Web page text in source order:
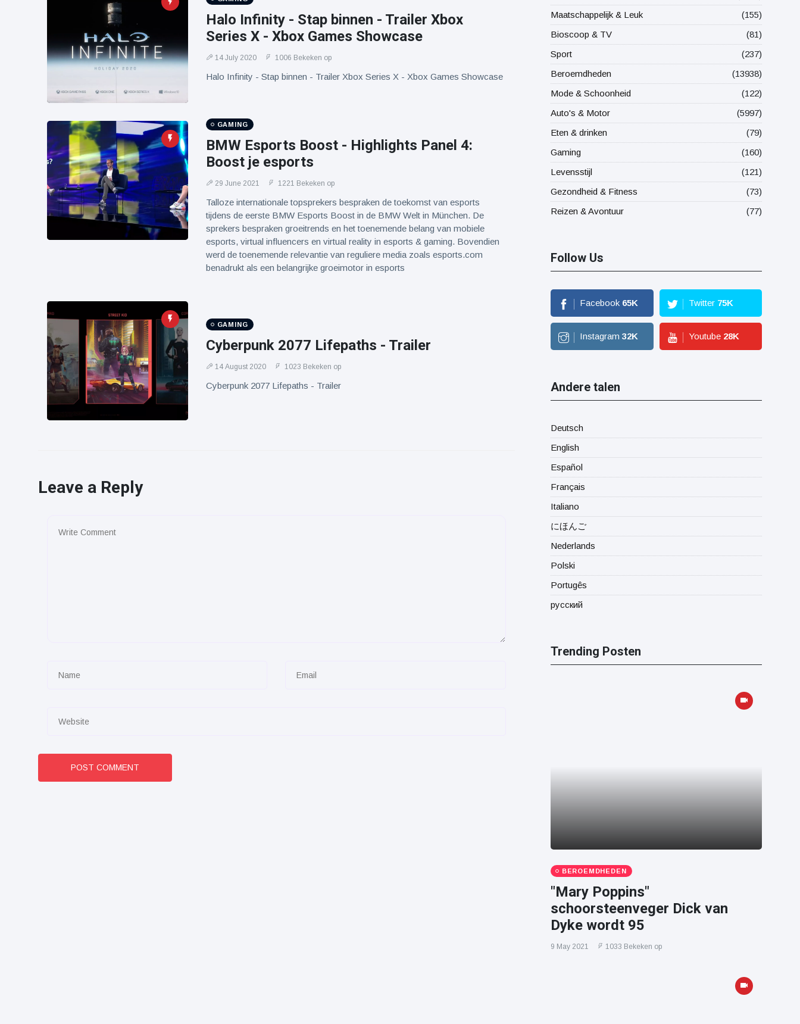
Halo Infinity - Stap binnen - Trailer Xbox
Series X - Xbox Games Showcase
14 July 2020 1006 Bekeken op
Halo Infinity - Stap binnen - Trailer Xbox Series X - Xbox Games Showcase
GAMING
BMW Esports Boost - Highlights Panel 4:
Boost je esports
29 June 2021 1221 Bekeken op
Talloze internationale topsprekers bespraken de toekomst van esports
tijdens de eerste BMW Esports Boost in de BMW Welt in München. De
sprekers bespraken groeitrends en het toenemende belang van mobiele
esports, virtual influencers en virtual reality in esports & gaming. Bovendien
werd de toenemende relevantie van reguliere media zoals esports.com
benadrukt als een belangrijke groeimotor in esports
GAMING
Cyberpunk 2077 Lifepaths - Trailer
14 August 2020 1023 Bekeken op
Cyberpunk 2077 Lifepaths - Trailer
Leave a Reply
POST COMMENT
Maatschappelijk & Leuk
(155)
Bioscoop & TV
(81)
Sport
(237)
Beroemdheden
(13938)
Mode & Schoonheid
(122)
Auto's & Motor
(5997)
Eten & drinken
(79)
Gaming
(160)
Levensstijl
(121)
Gezondheid & Fitness
(73)
Reizen & Avontuur
(77)
Follow Us
Facebook 65K Twitter 75K
Instagram 32K Youtube 28K
Andere talen
Deutsch
English
Español
Français
Italiano
にほんご
Nederlands
Polski
Portugês
русский
Trending Posten
BEROEMDHEDEN
"Mary Poppins"
schoorsteenveger Dick van
Dyke wordt 95
9 May 2021 1033 Bekeken op